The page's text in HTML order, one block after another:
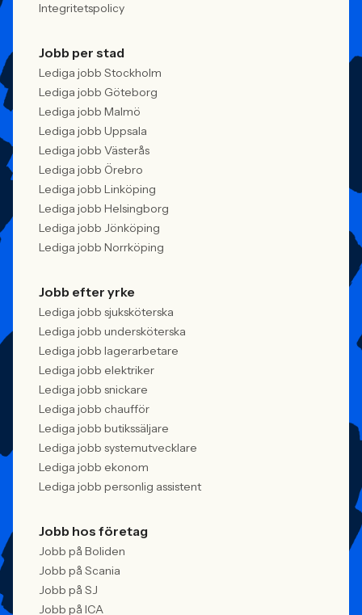
Integritetspolicy
Jobb per stad
Lediga jobb Stockholm
Lediga jobb Göteborg
Lediga jobb Malmö
Lediga jobb Uppsala
Lediga jobb Västerås
Lediga jobb Örebro
Lediga jobb Linköping
Lediga jobb Helsingborg
Lediga jobb Jönköping
Lediga jobb Norrköping
Jobb efter yrke
Lediga jobb sjuksköterska
Lediga jobb undersköterska
Lediga jobb lagerarbetare
Lediga jobb elektriker
Lediga jobb snickare
Lediga jobb chaufför
Lediga jobb butikssäljare
Lediga jobb systemutvecklare
Lediga jobb ekonom
Lediga jobb personlig assistent
Jobb hos företag
Jobb på Boliden
Jobb på Scania
Jobb på SJ
Jobb på ICA